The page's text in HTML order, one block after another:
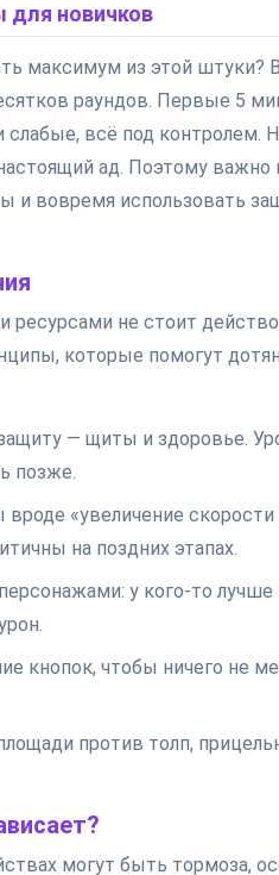
для новичков
максимум из этой штуки?
раундов. Первые 5
слабые, всё под контролем.
ад. Поэтому важно
и вовремя использовать
ресурсами не стоит
которые помогут
— щиты и здоровье.
позже.
вроде «увеличение скорости
на поздних этапах.
у кого-то лучше
кнопок, чтобы ничего не
против толп,
могут быть тормоза,